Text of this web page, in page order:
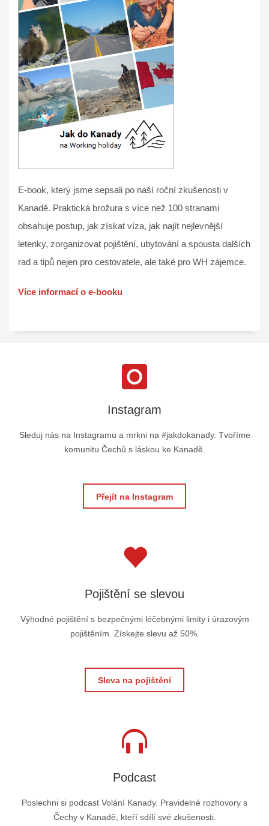
E-book, který jsme sepsali po naší roční zkušenosti v
Kanadě. Praktická brožura s více než 100 stranami
obsahuje postup, jak získat víza, jak najít nejlevnější
letenky, zorganizovat pojištění, ubytování a spousta dalších
rad a tipů nejen pro cestovatele, ale také pro WH zájemce.
Více informací o e-booku
Instagram
Sleduj nás na Instagramu a mrkni na #jakdokanady. Tvoříme
komunitu Čechů s láskou ke Kanadě.
Přejít na Instagram
Pojištění se slevou
Výhodné pojištění s bezpečnými léčebnými limity i úrazovým
pojištěním. Získejte slevu až 50%.
Sleva na pojištění
Podcast
Poslechni si podcast Volání Kanady. Pravidelné rozhovory s
Čechy v Kanadě, kteří sdílí své zkušenosti.